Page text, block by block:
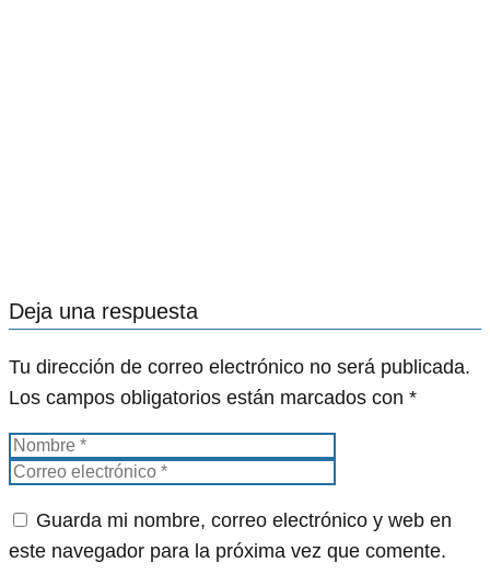
Deja una respuesta
Tu dirección de correo electrónico no será publicada.
Los campos obligatorios están marcados con *
Guarda mi nombre, correo electrónico y web en
este navegador para la próxima vez que comente.